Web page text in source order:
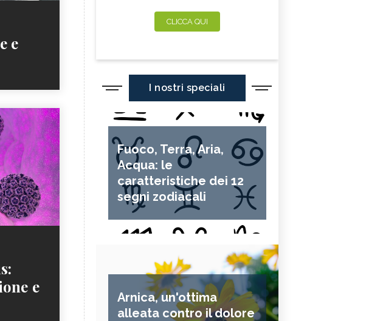
e
e
CLICCA QUI
I nostri speciali
Fuoco, Terra, Aria,
Acqua: le
caratteristiche dei 12
segni zodiacali
Arnica, un'ottima
alleata contro il dolore